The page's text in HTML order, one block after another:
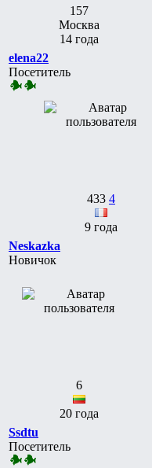
157
Москва
14 года
elena22
Посетитель
433 4
9 года
Neskazka
Новичок
6
20 года
Ssdtu
Посетитель